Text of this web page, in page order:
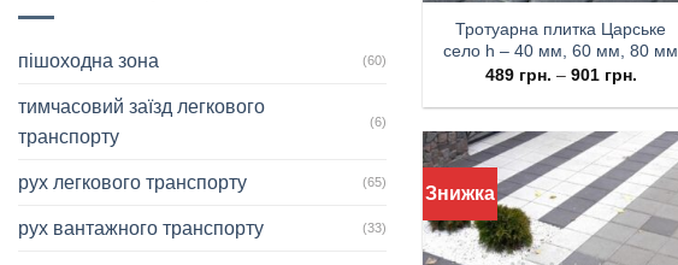
пішоходна зона (60)
тимчасовий заїзд легкового
транспорту
(6)
рух легкового транспорту (65)
рух вантажного транспорту (33)
Тротуарна плитка Царське
село h – 40 мм, 60 мм, 80 мм
489 грн. – 901 грн.
Знижка